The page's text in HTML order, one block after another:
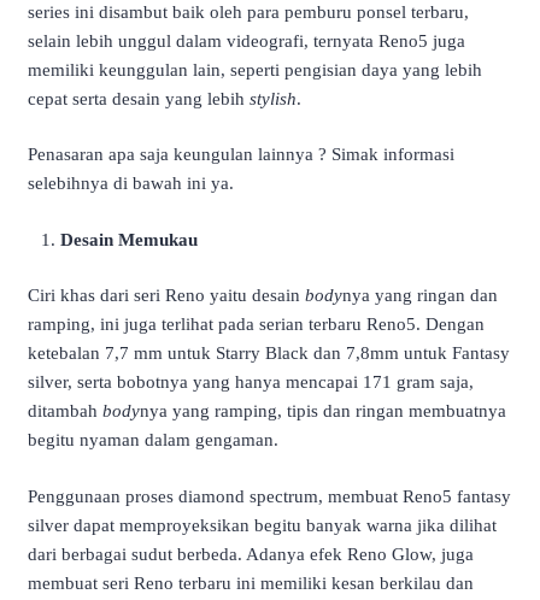
series ini disambut baik oleh para pemburu ponsel terbaru,
selain lebih unggul dalam videografi, ternyata Reno5 juga
memiliki keunggulan lain, seperti pengisian daya yang lebih
cepat serta desain yang lebih stylish.
Penasaran apa saja keungulan lainnya ? Simak informasi
selebihnya di bawah ini ya.
Desain Memukau
Ciri khas dari seri Reno yaitu desain bodynya yang ringan dan
ramping, ini juga terlihat pada serian terbaru Reno5. Dengan
ketebalan 7,7 mm untuk Starry Black dan 7,8mm untuk Fantasy
silver, serta bobotnya yang hanya mencapai 171 gram saja,
ditambah bodynya yang ramping, tipis dan ringan membuatnya
begitu nyaman dalam gengaman.
Penggunaan proses diamond spectrum, membuat Reno5 fantasy
silver dapat memproyeksikan begitu banyak warna jika dilihat
dari berbagai sudut berbeda. Adanya efek Reno Glow, juga
membuat seri Reno terbaru ini memiliki kesan berkilau dan